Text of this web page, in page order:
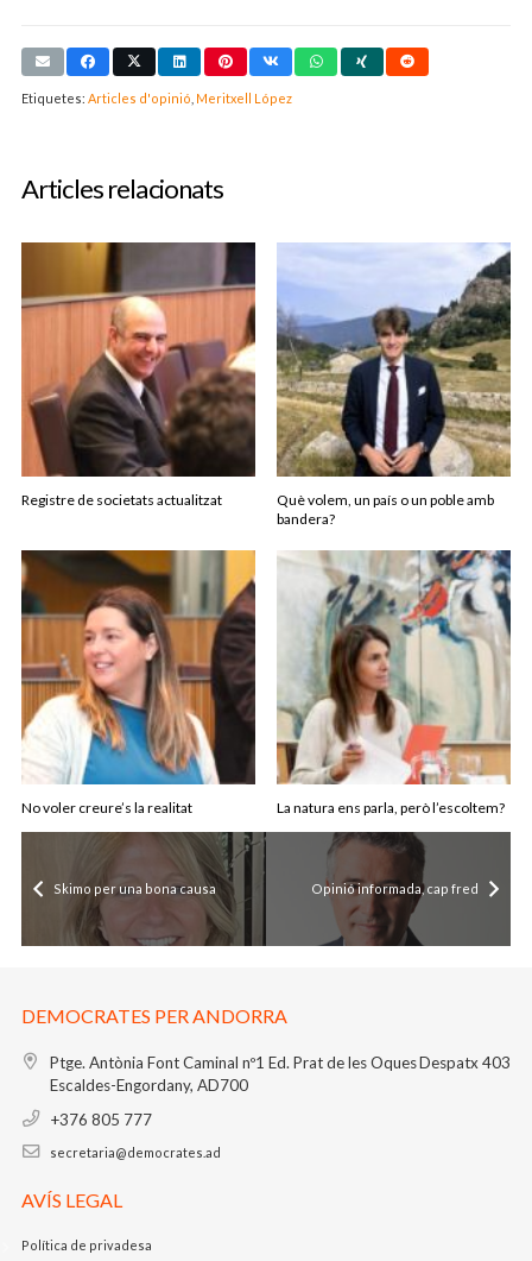
Etiquetes: Articles d'opinió Meritxell López
Articles relacionats
Registre de societats actualitzat
Què volem, un país o un poble amb
bandera?
No voler creure’s la realitat La natura ens parla, però l’escoltem?
Skimo per una bona causa Opinió informada, cap fred
DEMOCRATES PER ANDORRA
Ptge. Antònia Font Caminal nº1 Ed. Prat de les OquesDespatx 403
Escaldes-Engordany, AD700
+376 805 777
secretaria@democrates.ad
AVÍS LEGAL
Política de privadesa